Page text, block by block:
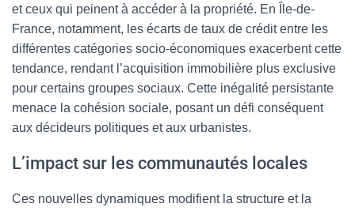
et ceux qui peinent à accéder à la propriété. En Île-de-
France, notamment, les écarts de taux de crédit entre les
différentes catégories socio-économiques exacerbent cette
tendance, rendant l’acquisition immobilière plus exclusive
pour certains groupes sociaux. Cette inégalité persistante
menace la cohésion sociale, posant un défi conséquent
aux décideurs politiques et aux urbanistes.
L’impact sur les communautés locales
Ces nouvelles dynamiques modifient la structure et la